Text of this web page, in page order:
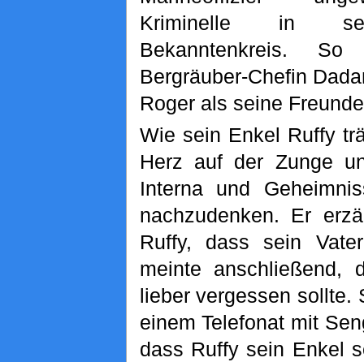
Kriminelle in
Bekanntenkreis.
Bergräuber-Chefin
Roger als seine
Wie sein Enkel Ruffy
Herz auf der Zunge
Interna und
nachzudenken. Er
Ruffy, dass sein
meinte anschließend,
lieber vergessen sollte.
einem Telefonat mit
dass Ruffy sein Enkel